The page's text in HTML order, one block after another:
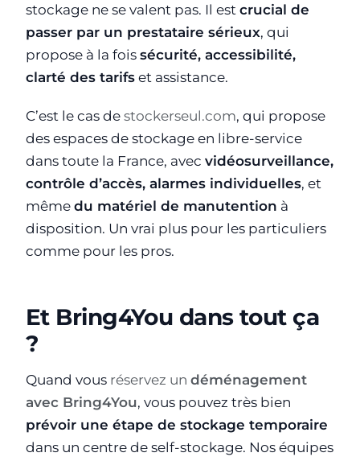
stockage ne se valent pas. Il est crucial de
passer par un prestataire sérieux, qui
propose à la fois sécurité, accessibilité,
clarté des tarifs et assistance.
C’est le cas de stockerseul.com, qui propose
des espaces de stockage en libre-service
dans toute la France, avec vidéosurveillance,
contrôle d’accès, alarmes individuelles, et
même du matériel de manutention à
disposition. Un vrai plus pour les particuliers
comme pour les pros.
Et Bring4You dans tout ça
?
Quand vous réservez un déménagement
avec Bring4You, vous pouvez très bien
prévoir une étape de stockage temporaire
dans un centre de self-stockage. Nos équipes